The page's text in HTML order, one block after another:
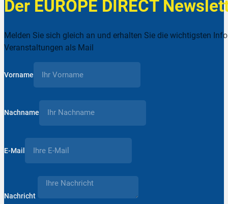
Der EUROPE DIRECT
Melden Sie sich gleich an und erhalten Sie die wichtigsten
Veranstaltungen als Mail
Vorname
Nachname
E-Mail
Nachricht